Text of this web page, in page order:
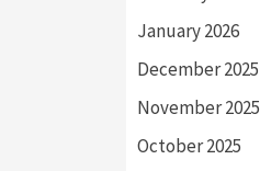
January 2026
December 2025
November 2025
October 2025